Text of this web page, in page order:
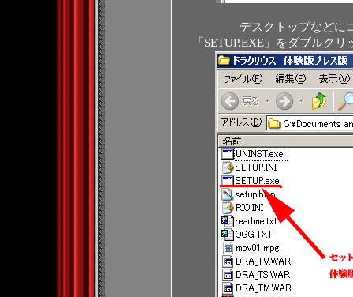
デスクトップなどに
「SETUP.EXE」をダブルク